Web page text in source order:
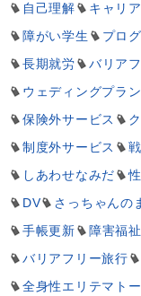
自己理解
キャリ
障がい学生
プロ
長期就労
バリア
ウェディングプラ
保険外サービス
制度外サービス
しあわせなみだ
DV
さっちゃんの
手帳更新
障害福
バリアフリー旅行
全身性エリテマト